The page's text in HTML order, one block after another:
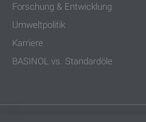
Forschung & Entwicklung
Umweltpolitik
Karriere
BASINOL vs. Standardöle